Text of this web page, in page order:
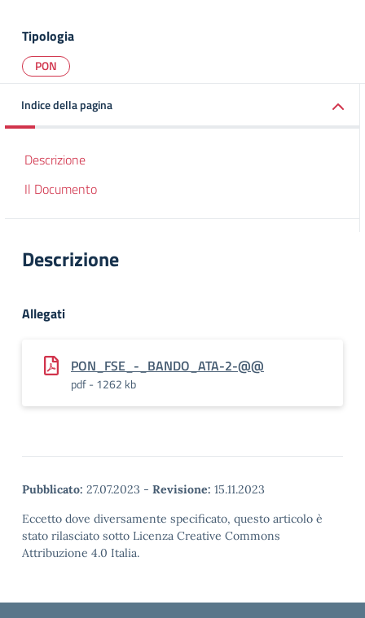
Tipologia
PON
Indice della pagina
Descrizione
Il Documento
Descrizione
Allegati
PON_FSE_-_BANDO_ATA-2-@@
pdf - 1262 kb
Pubblicato: 27.07.2023 - Revisione: 15.11.2023
Eccetto dove diversamente specificato, questo articolo è
stato rilasciato sotto Licenza Creative Commons
Attribuzione 4.0 Italia.